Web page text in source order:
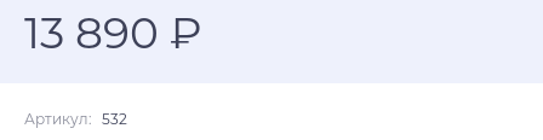
13 890 ₽
Артикул: 532